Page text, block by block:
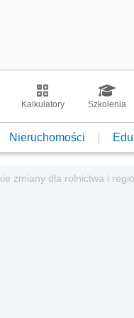
Kalkulatory Szkolenia
Nieruchomości
zmiany dla rolnictwa i